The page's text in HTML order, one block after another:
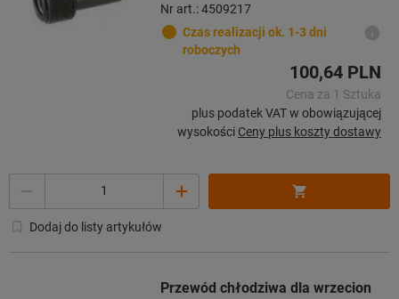
Nr art.: 4509217
Czas realizacji ok. 1-3 dni
roboczych
100,64 PLN
Cena za 1 Sztuka
plus podatek VAT w obowiązującej
wysokości Ceny plus koszty dostawy
Dodaj do listy artykułów
Przewód chłodziwa dla wrzecion